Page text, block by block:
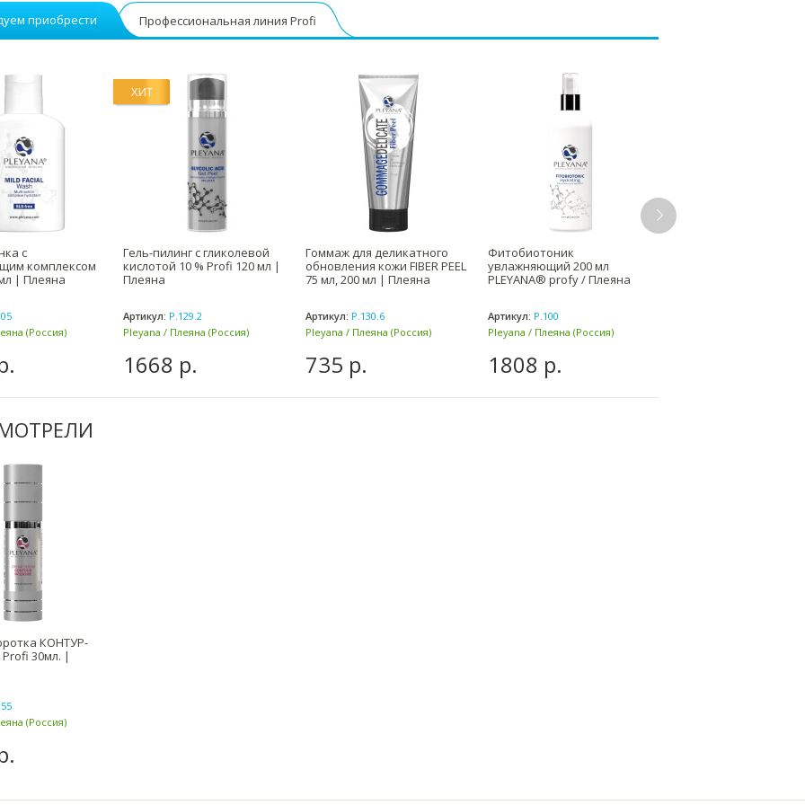
приобрести Профессиональная линия Profi
с
комплексом
| Плеяна
(Россия)
ХИТ
Гель-пилинг с гликолевой
кислотой 10 % Profi 120 мл |
Плеяна
Артикул: P.129.2
Pleyana / Плеяна (Россия)
1668 р.
Гоммаж для деликатного
обновления кожи FIBER PEEL
75 мл, 200 мл | Плеяна
Артикул: P.130.6
Pleyana / Плеяна (Россия)
735 р.
Фитобиотоник
увлажняющий 200 мл
PLEYANA® profy / Плеяна
Артикул: Р.100
Pleyana / Плеяна (Россия)
1808 р.
КОНТУР-
30мл. |
(Россия)